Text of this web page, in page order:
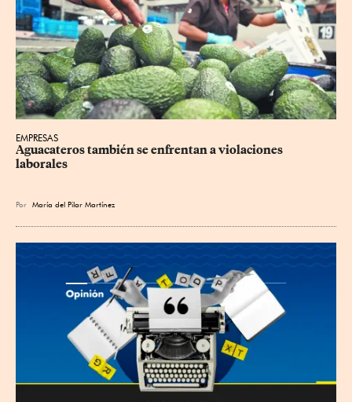
EMPRESAS
Aguacateros también se enfrentan a violaciones
laborales
Por María del Pilar Martínez